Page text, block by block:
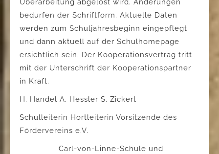
Überarbeitung abgelöst wird. Änderungen
bedürfen der Schriftform. Aktuelle Daten
werden zum Schuljahresbeginn eingepflegt
und dann aktuell auf der Schulhomepage
ersichtlich sein. Der Kooperationsvertrag tritt
mit der Unterschrift der Kooperationspartner
in Kraft.
H. Händel A. Hessler S. Zickert
Schulleiterin Hortleiterin Vorsitzende des
Fördervereins e.V.
Carl-von-Linne-Schule und